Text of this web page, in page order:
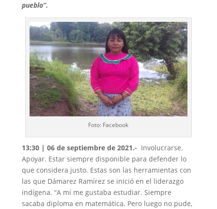
pueblo”.
Foto: Facebook
13:30 | 06 de septiembre de 2021.- Involucrarse.
Apoyar. Estar siempre disponible para defender lo
que considera justo. Estas son las herramientas con
las que Dámarez Ramírez se inició en el liderazgo
indígena. “A mí me gustaba estudiar. Siempre
sacaba diploma en matemática. Pero luego no pude,